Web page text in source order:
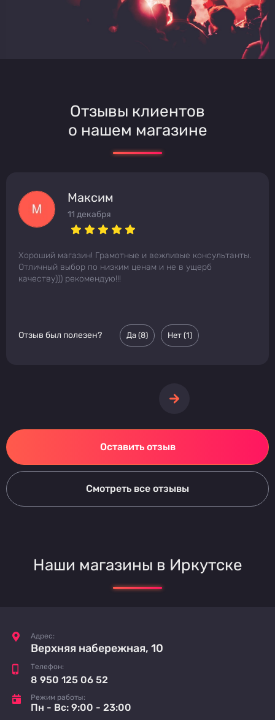
Отзывы клиентов
о нашем магазине
Максим
11 декабря
Хороший магазин! Грамотные и вежливые консультанты.
Отличный выбор по низким ценам и не в ущерб
качеству))) рекомендую!!!
Отзыв был полезен? Да (8) Нет (1)
Оставить отзыв
Смотреть все отзывы
Наши магазины в Иркутске
Адрес:
Верхняя набережная, 10
Телефон:
8 950 125 06 52
Режим работы:
Пн - Вс: 9:00 - 23:00